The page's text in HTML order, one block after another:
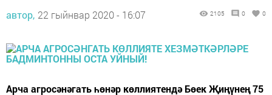
автор, 22 гыйнвар 2020 - 16:07 2105 0 0
Арча агросәнәгать һөнәр көллиятендә Бөек Җиңүнең 75